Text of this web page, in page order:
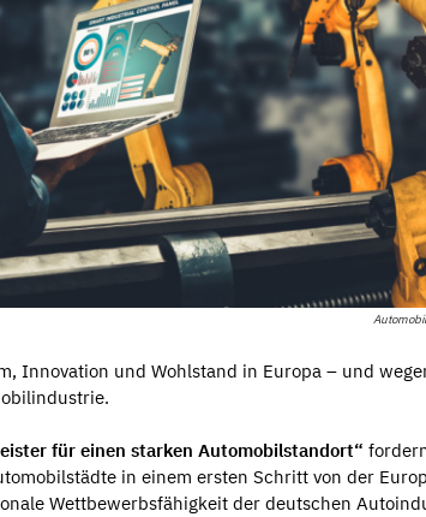
Innovation und Wohlstand in Europa – und
für einen starken Automobilstandort“
in einem ersten Schritt von der
Wettbewerbsfähigkeit der deutschen